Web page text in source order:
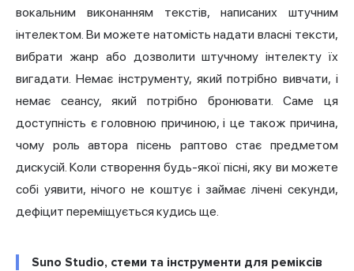
вокальним виконанням текстів, написаних штучним
інтелектом. Ви можете натомість надати власні тексти,
вибрати жанр або дозволити штучному інтелекту їх
вигадати. Немає інструменту, який потрібно вивчати, і
немає сеансу, який потрібно бронювати. Саме ця
доступність є головною причиною, і це також причина,
чому роль автора пісень раптово стає предметом
дискусій. Коли створення будь-якої пісні, яку ви можете
собі уявити, нічого не коштує і займає лічені секунди,
дефіцит переміщується кудись ще.
Suno Studio, стеми та інструменти для реміксів